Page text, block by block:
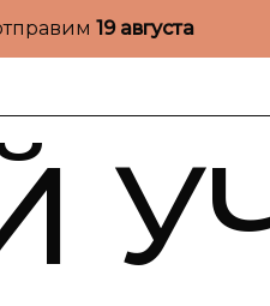
19 августа